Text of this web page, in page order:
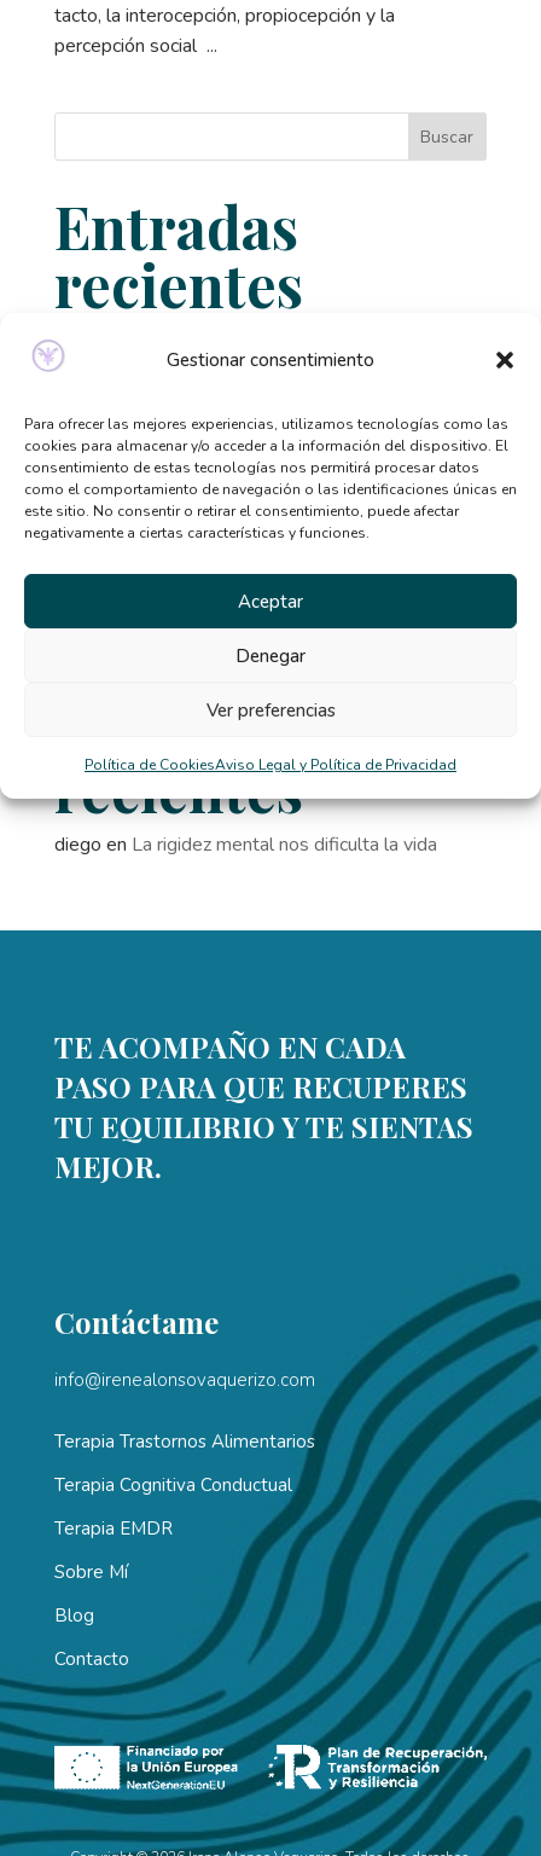
Gestionar consentimiento
Para ofrecer las mejores experiencias, utilizamos tecnologías como las
cookies para almacenar y/o acceder a la información del dispositivo. El
consentimiento de estas tecnologías nos permitirá procesar datos
como el comportamiento de navegación o las identificaciones únicas en
este sitio. No consentir o retirar el consentimiento, puede afectar
negativamente a ciertas características y funciones.
Aceptar
Denegar
Ver preferencias
Política de CookiesAviso Legal y Política de Privacidad
tacto, la interocepción, propiocepción y la
percepción social ...
Buscar
Entradas
recientes
Relación entre ansiedad, perfeccionismo y
trastornos alimentarios
sabías
Qué tipo de terapia psicológica necesito según mis
síntomas
vez más personas la eligen
El TCA y la distorsión de la imagen corporal en
Comentarios
recientes
diego en La rigidez mental nos dificulta la vida
TE ACOMPAÑO EN CADA
PASO PARA QUE RECUPERES
TU EQUILIBRIO Y TE SIENTAS
MEJOR.
Contáctame
info@irenealonsovaquerizo.com
Terapia Trastornos Alimentarios
Terapia Cognitiva Conductual
Terapia EMDR
Sobre Mí
Blog
Contacto